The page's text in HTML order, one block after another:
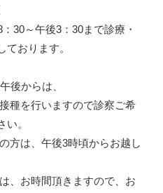
午後3：30まで診療・
おります。
からは、
を行いますので診察ご希
。
は、午後3時頃からお越し
お時間頂きますので、お